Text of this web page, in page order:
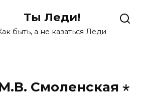
Ты Леди!
быть, а не казаться Леди
Смоленская ⋆